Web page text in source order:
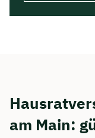
am Main: